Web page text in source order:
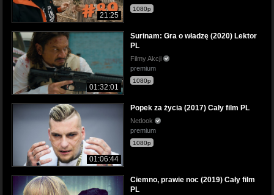
21:25
1080p
01:32:01
Surinam: Gra o władzę (2020) Lektor
PL
Filmy Akcji
premium
1080p
01:06:44
Popek za życia (2017) Cały film PL
Netlook
premium
1080p
Ciemno, prawie noc (2019) Cały film
PL